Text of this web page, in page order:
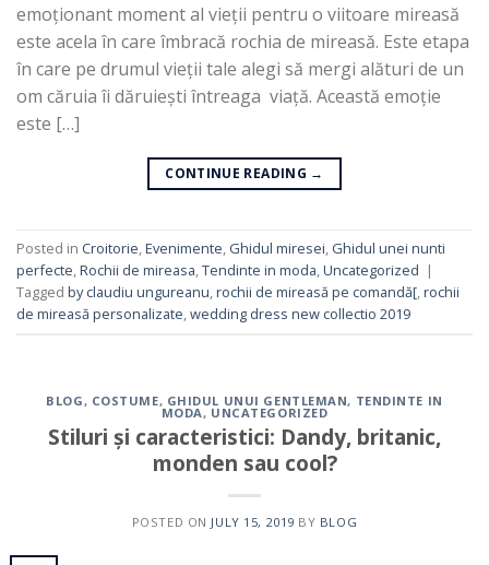
emoționant moment al vieții pentru o viitoare mireasă
este acela în care îmbracă rochia de mireasă. Este etapa
în care pe drumul vieții tale alegi să mergi alături de un
om căruia îi dăruiești întreaga viață. Această emoție
este […]
CONTINUE READING →
Posted in Croitorie,Evenimente, Ghidul miresei, Ghidul unei nunti
perfecte,Rochii de mireasa,Tendinte in moda,Uncategorized |
Tagged by claudiu ungureanu,rochii de mireasă pe comandă[,rochii
de mireasă personalizate,wedding dress new collectio 2019
BLOG , COSTUME, GHIDUL UNUI GENTLEMAN, TENDINTE IN
MODA, UNCATEGORIZED
Stiluri și caracteristici: Dandy, britanic,
monden sau cool?
POSTED ON JULY 15, 2019 BY BLOG